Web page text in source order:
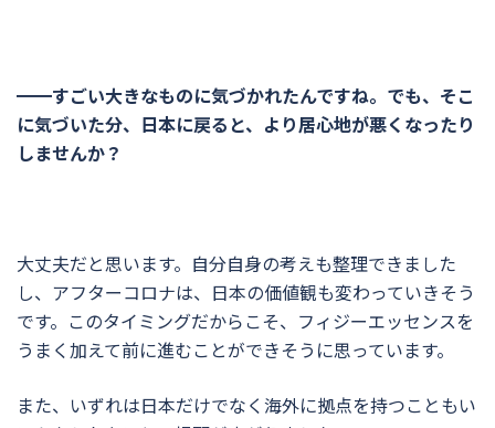
━━すごい大きなものに気づかれたんですね。でも、そこ
に気づいた分、日本に戻ると、より居心地が悪くなったり
しませんか？
大丈夫だと思います。自分自身の考えも整理できました
し、アフターコロナは、日本の価値観も変わっていきそう
です。このタイミングだからこそ、フィジーエッセンスを
うまく加えて前に進むことができそうに思っています。
また、いずれは日本だけでなく海外に拠点を持つこともい